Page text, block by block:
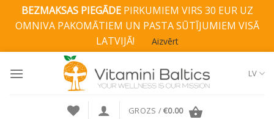
BEZMAKSAS PIEGĀDEPIRKUMIEM VIRS 30 EUR UZ
OMNIVA PAKOMĀTIEM UN PASTA SŪTĪJUMIEM VISĀ
LATVIJĀ!
Aizvērt
LV
GROZS /€0.00